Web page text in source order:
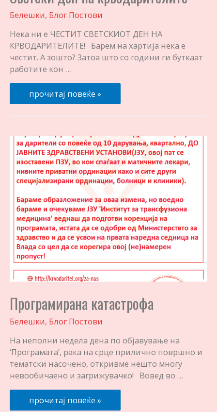
Белешки, Блог Постови
Нека ни е ЧЕСТИТ СВЕТСКИОТ ДЕН НА
КРВОДАРИТЕЛИТЕ! Барем на хартија нека е
честит. А зошто? Затоа што со години ги буткаат
работите кон …
Светски
ден
на
прочитај повеќе »
Програмирана катастрофа
Белешки, Блог Постови
На неполни недела дена по објавување на
‘Програмата’, рака на срце прилично површно и
тематски насочено, откривме нешто многу
невообичаено и загрижувачко! Вовед во …
Програмирана
катастрофа
прочитај повеќе »